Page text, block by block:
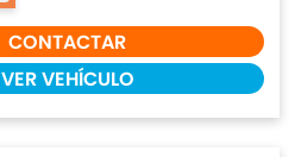
CONTACTAR
VER VEHÍCULO